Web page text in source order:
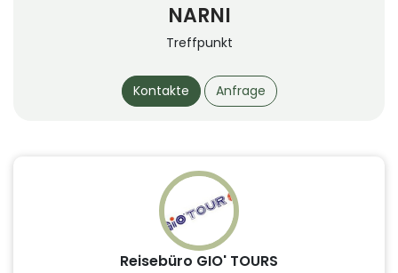
NARNI
Treffpunkt
Kontakte Anfrage
Reisebüro GIO' TOURS